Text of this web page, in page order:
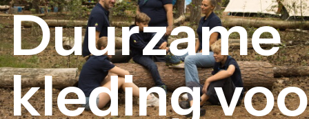
Duurzame
kleding